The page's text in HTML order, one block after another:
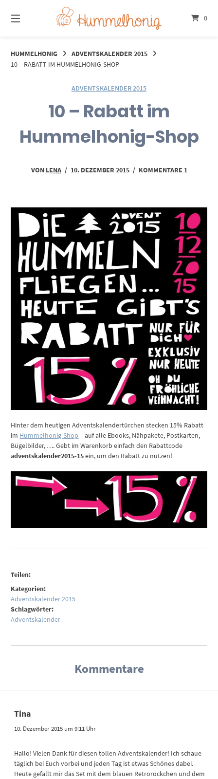
zum
Inhalt
0
HUMMELHONIG
ADVENTSKALENDER 2015
10 – RABATT IM HUMMELHONIG-SHOP
ADVENTSKALENDER 2015
10 – Rabatt im
Hummelhonig-Shop
VON LENA / 10. DEZEMBER 2015 / KOMMENTARE 1
Hinter dem heutigen Adventskalendertürchen stecken 15% Rabatt
im Hummelhonig-Shop – auf alle Ebooks, Nähpakete, Postkarten,
Bügelbilder, …. Gebt im Warenkorb einfach den Rabattcode
adventskalender2015-15ein, um den Rabatt zu nutzen!
Teilen:
Kategorien:
Adventskalender 2015
Schlagwörter:
Adventskalender
Kommentare
Tina
10. Dezember 2015 um 9:11 Uhr
Hallo! Vielen Dank für diesen tollen Adventskalender! Ich schaue
täglich bei Euch vorbei und jeden Tag ist etwas Schönes dabei.
Heute gefällt mir das Set mit dem blauen Retroröckchen und dem